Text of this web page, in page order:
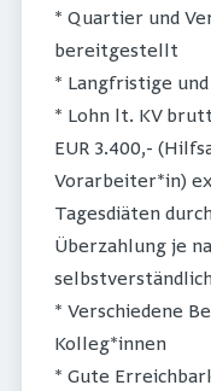
* Quartier und
bereitgestellt
* Langfristige
* Lohn lt. KV
EUR 3.400,-
Vorarbeiter*in)
Tagesdiäten
Überzahlung je
* Verschiedene
Kolleg*innen
* Gute